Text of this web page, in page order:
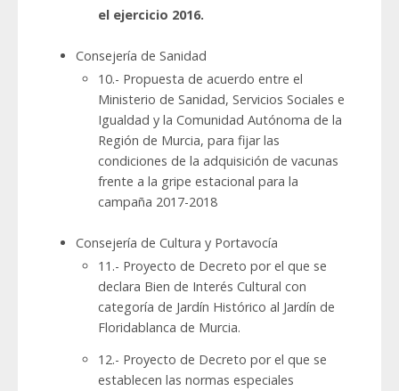
el ejercicio 2016.
Consejería de Sanidad
10.- Propuesta de acuerdo entre el
Ministerio de Sanidad, Servicios Sociales e
Igualdad y la Comunidad Autónoma de la
Región de Murcia, para fijar las
condiciones de la adquisición de vacunas
frente a la gripe estacional para la
campaña 2017-2018
Consejería de Cultura y Portavocía
11.- Proyecto de Decreto por el que se
declara Bien de Interés Cultural con
categoría de Jardín Histórico al Jardín de
Floridablanca de Murcia.
12.- Proyecto de Decreto por el que se
establecen las normas especiales